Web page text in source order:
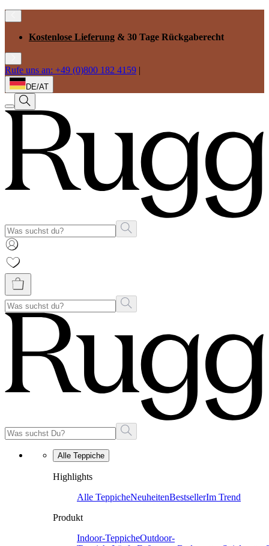
Kostenlose Lieferung & 30 Tage Rückgaberecht
Rufe uns an: +49 (0)800 182 4159 |
DE/AT
Alle Teppiche
Highlights
Alle TeppicheNeuheitenBestsellerIm Trend
Produkt
Indoor-TeppicheOutdoor-